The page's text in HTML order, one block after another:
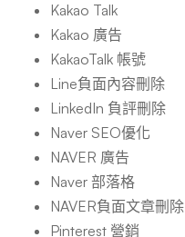
Kakao Talk
Kakao 廣告
KakaoTalk 帳號
Line負面內容刪除
LinkedIn 負評刪除
Naver SEO優化
NAVER 廣告
Naver 部落格
NAVER負面文章刪除
Pinterest 營銷